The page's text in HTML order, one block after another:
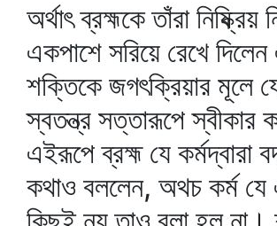
অর্থাৎ ব্রহ্মকে তাঁরা নিষ্ক্রিয়
একপাশে সরিয়ে রেখে
শক্তিকে জগৎক্রিয়ার মূলে
স্বতন্ত্র সত্তারূপে স্বীকার
এইরূপে ব্রহ্ম যে কর্মদ্বারা
কথাও বললেন, অথচ কর্ম যে